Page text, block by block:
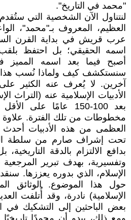
"محمد في التاريخ".
لنتناول الآن الشخصية التي
العظيم، المعروف بـ"محمد"،
عرب قريش في بداية القرن
اسمه الحقيقي؛ بل احتفظ
أصبح فيما بعد اسمه المميز
سنستكشف كيف ولماذا نُسب هذا
آخرين. لا يُعرف عنه الكثير
الأدبيات الإسلامية عنه (التراث
بعد 100-150 عامًا
مخطوطات من تلك الفترة. علاوة
العظمى من هذه الأدبيات
تحت إشراف صارم من سلطة
بدافع الالتزام بالدقة
وتفسيرية، بهدف تبرير
الإسلام، الذي بدوره يعززها.
حول هذا الموضوع. الوثائق
الإسلامية) نادرة، وقد أُتلفت
بعض الباحثين إلى التشكيك في